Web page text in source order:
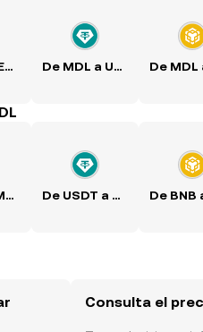
De MDL a ETH De MDL a USDT
De ETH a MDL De USDT a MDL
Consulta el